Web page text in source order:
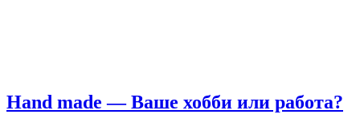
Hand made — Ваше хобби или работа?